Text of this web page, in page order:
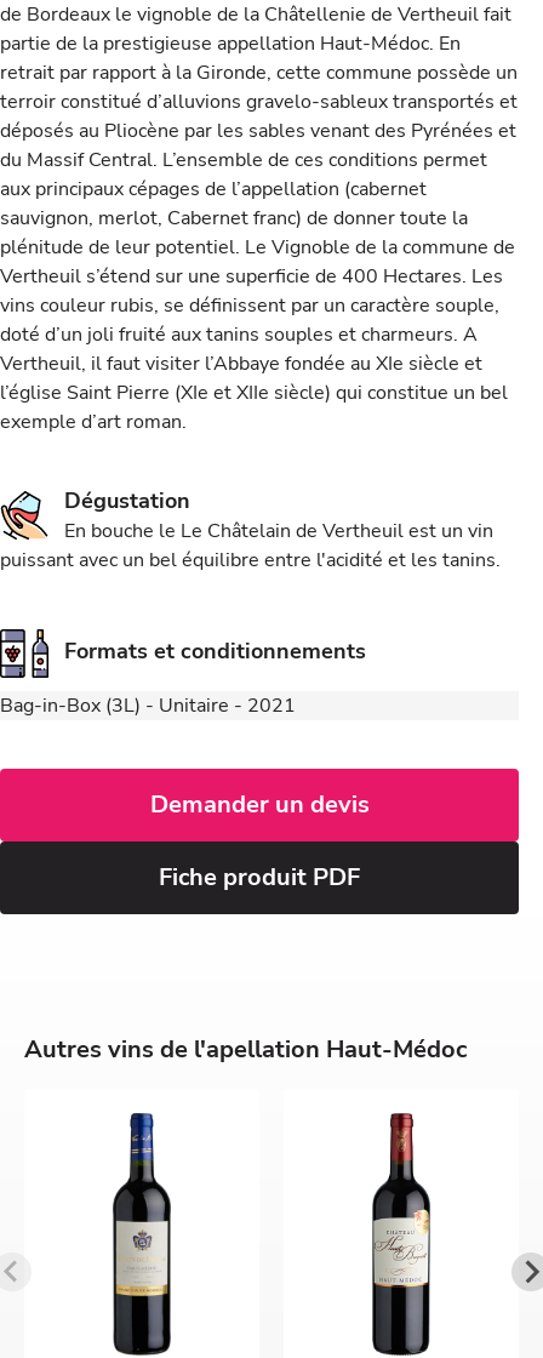
de Bordeaux le vignoble de la Châtellenie de Vertheuil fait
partie de la prestigieuse appellation Haut-Médoc. En
retrait par rapport à la Gironde, cette commune possède un
terroir constitué d’alluvions gravelo-sableux transportés et
déposés au Pliocène par les sables venant des Pyrénées et
du Massif Central. L’ensemble de ces conditions permet
aux principaux cépages de l’appellation (cabernet
sauvignon, merlot, Cabernet franc) de donner toute la
plénitude de leur potentiel. Le Vignoble de la commune de
Vertheuil s’étend sur une superficie de 400 Hectares. Les
vins couleur rubis, se définissent par un caractère souple,
doté d’un joli fruité aux tanins souples et charmeurs. A
Vertheuil, il faut visiter l’Abbaye fondée au XIe siècle et
l’église Saint Pierre (XIe et XIIe siècle) qui constitue un bel
exemple d’art roman.
Dégustation
En bouche le Le Châtelain de Vertheuil est un vin
puissant avec un bel équilibre entre l'acidité et les tanins.
Formats et conditionnements
Bag-in-Box (3L) - Unitaire - 2021
Demander un devis
Fiche produit PDF
Autres vins de l'apellation Haut-Médoc